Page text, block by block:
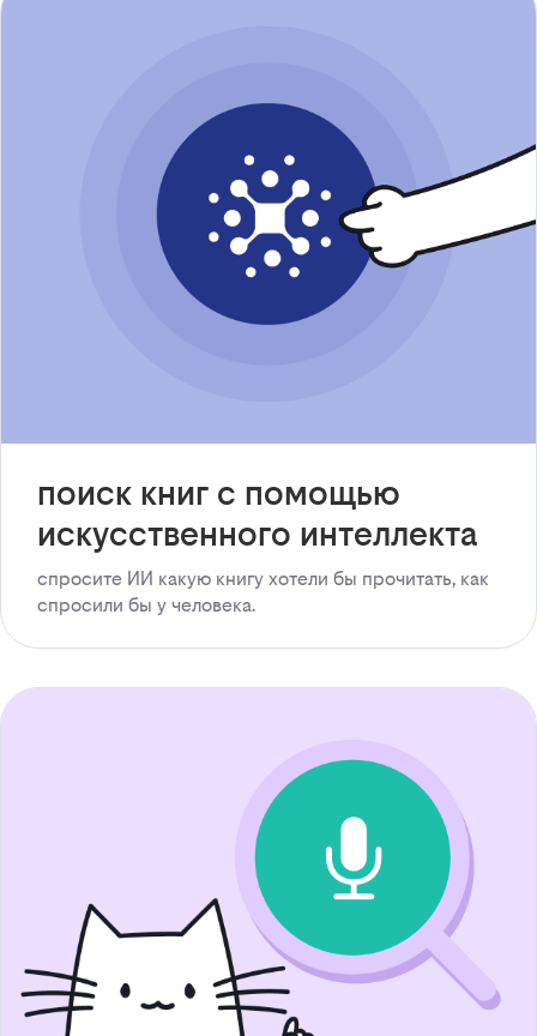
поиск книг с помощью
искусственного интеллекта
спросите ИИ какую книгу хотели бы прочитать, как
спросили бы у человека.